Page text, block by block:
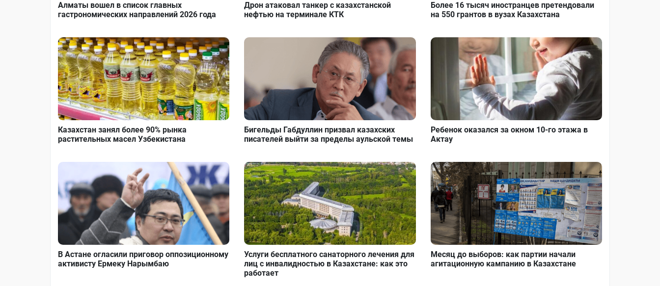
Алматы вошел в список главных
гастрономических направлений 2026 года
Дрон атаковал танкер с казахстанской
нефтью на терминале КТК
Более 16 тысяч иностранцев претендовали
на 550 грантов в вузах Казахстана
Казахстан занял более 90% рынка
растительных масел Узбекистана
Бигельды Габдуллин призвал казахских
писателей выйти за пределы аульской темы
Ребенок оказался за окном 10-го этажа в
Актау
В Астане огласили приговор оппозиционному
активисту Ермеку Нарымбаю
Услуги бесплатного санаторного лечения для
лиц с инвалидностью в Казахстане: как это
работает
Месяц до выборов: как партии начали
агитационную кампанию в Казахстане